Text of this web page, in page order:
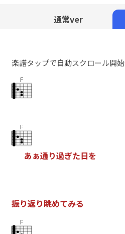
通常ver
楽譜タップで自動スクロール開始
F
F
あぁ通り過ぎた日を
振り返り眺めてみる
F